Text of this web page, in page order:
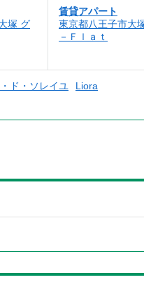
塚 グ
賃貸アパート
東京都八王子市大
－Ｆｌａｔ
ド・ソレイユ
Liora